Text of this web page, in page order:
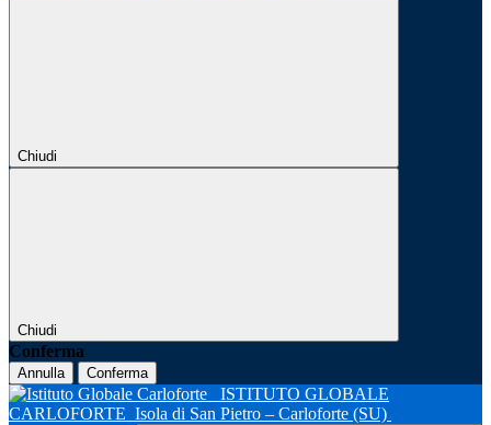
Chiudi
Chiudi
Conferma
Annulla Conferma
ISTITUTO GLOBALE
CARLOFORTE Isola di San Pietro – Carloforte (SU)